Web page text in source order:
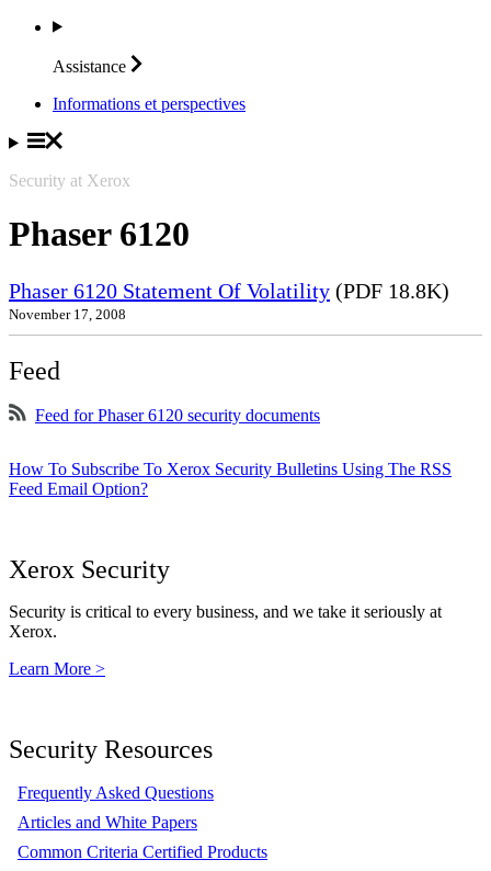
Assistance
Informations et perspectives
Security at Xerox
Phaser 6120
Phaser 6120 Statement Of Volatility (PDF 18.8K)
November 17, 2008
Feed
Feed for Phaser 6120 security documents
How To Subscribe To Xerox Security Bulletins Using The RSS
Feed Email Option?
Xerox Security
Security is critical to every business, and we take it seriously at
Xerox.
Learn More >
Security Resources
Frequently Asked Questions
Articles and White Papers
Common Criteria Certified Products